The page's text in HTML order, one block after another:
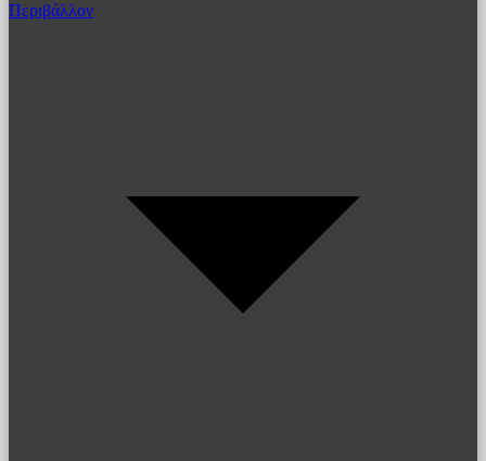
Περιβάλλον